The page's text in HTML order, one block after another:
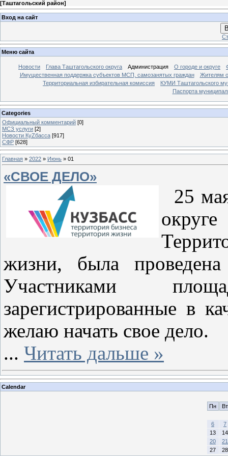
[Таштагольский район]
Вход на сайт
Меню сайта
Новости Глава Таштагольского округа Администрация О городе и округе
Имущественная поддержка субъектов МСП, самозанятых граждан
Жителям
Территориальная избирательная комиссия
КУМИ Таштагольского
Паспорта
Categories
Официальный комментарий [0]
МСЗ услуги [2]
Новости КуZбасса [917]
СФР [628]
Главная » 2022 » Июнь » 01
«СВОЕ ДЕЛО»
25
жизни, была
Участниками
зарегистрированные в
желаю начать свое дело.
... Читать дальше »
Calendar
Пн Вт
6
7
13
14
20
21
27
28